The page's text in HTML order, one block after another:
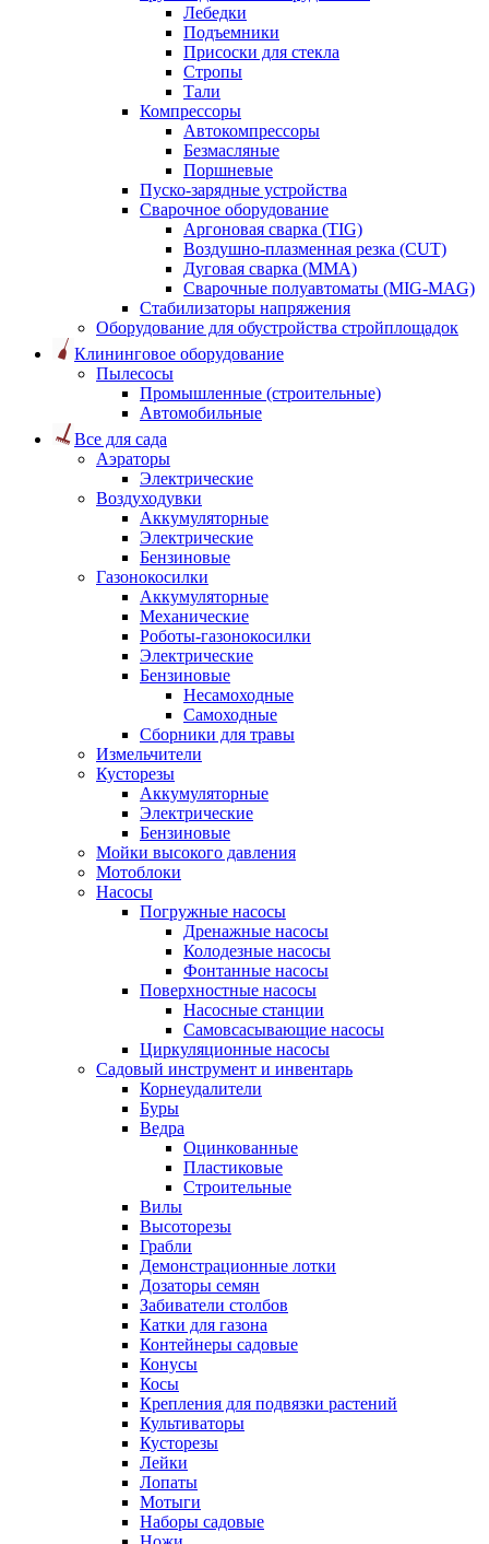
Лебедки
Подъемники
Присоски для стекла
Стропы
Тали
Компрессоры
Автокомпрессоры
Безмасляные
Поршневые
Пуско-зарядные устройства
Сварочное оборудование
Аргоновая сварка (TIG)
Воздушно-плазменная резка (CUT)
Дуговая сварка (ММА)
Сварочные полуавтоматы (MIG-MAG)
Стабилизаторы напряжения
Оборудование для обустройства стройплощадок
Клининговое оборудование
Пылесосы
Промышленные (строительные)
Автомобильные
Все для сада
Аэраторы
Электрические
Воздуходувки
Аккумуляторные
Электрические
Бензиновые
Газонокосилки
Аккумуляторные
Механические
Роботы-газонокосилки
Электрические
Бензиновые
Несамоходные
Самоходные
Сборники для травы
Измельчители
Кусторезы
Аккумуляторные
Электрические
Бензиновые
Мойки высокого давления
Мотоблоки
Насосы
Погружные насосы
Дренажные насосы
Колодезные насосы
Фонтанные насосы
Поверхностные насосы
Насосные станции
Самовсасывающие насосы
Циркуляционные насосы
Садовый инструмент и инвентарь
Корнеудалители
Буры
Ведра
Оцинкованные
Пластиковые
Строительные
Вилы
Высоторезы
Грабли
Демонстрационные лотки
Дозаторы семян
Забиватели столбов
Катки для газона
Контейнеры садовые
Конусы
Косы
Крепления для подвязки растений
Культиваторы
Кусторезы
Лейки
Лопаты
Мотыги
Наборы садовые